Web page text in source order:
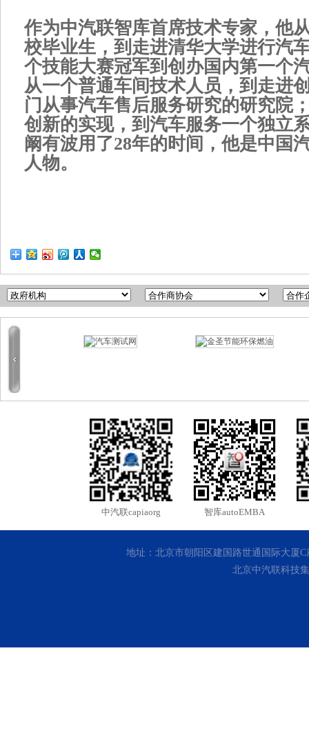
作为中汽联智库首席技术专家，他
校毕业生，到走进清华大学进行汽
个技能大赛冠军到创办国内第一个
从一个普通车间技术人员，到走进
门从事汽车售后服务研究的研究院
创新的实现，到汽车服务一个独立
阚有波用了28年的时间，他是中国
人物。
中汽联capiaorg 智库autoEMBA
地址：北京市朝阳区建国路世通国际大厦C
北京中汽联科技